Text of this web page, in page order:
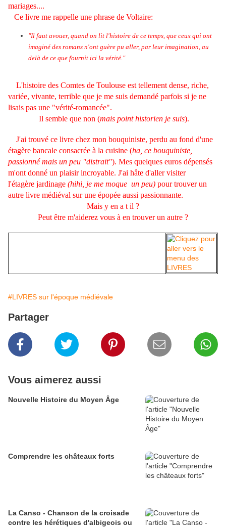
mariages....
Ce livre me rappelle une phrase de Voltaire:
"Il faut avouer, quand on lit l'histoire de ce temps, que ceux qui ont
imaginé des romans n'ont guère pu aller, par leur imagination, au
delà de ce que fournit ici la vérité."
L'histoire des Comtes de Toulouse est tellement dense, riche,
variée, vivante, terrible que je me suis demandé parfois si je ne
lisais pas une "vérité-romancée".
Il semble que non (mais point historien je suis).
J'ai trouvé ce livre chez mon bouquiniste, perdu au fond d'une
étagère bancale consacrée à la cuisine (ha, ce bouquiniste,
passionné mais un peu "distrait"). Mes quelques euros dépensés
m'ont donné un plaisir incroyable. J'ai hâte d'aller visiter
l'étagère jardinage (hihi, je me moque un peu) pour trouver un
autre livre médiéval sur une épopée aussi passionnante.
Mais y en a t il ?
Peut être m'aiderez vous à en trouver un autre ?
#LIVRES sur l'époque médiévale
Partager
Vous aimerez aussi
Nouvelle Histoire du Moyen Âge
Comprendre les châteaux forts
La Canso - Chanson de la croisade
contre les hérétiques d'albigeois ou